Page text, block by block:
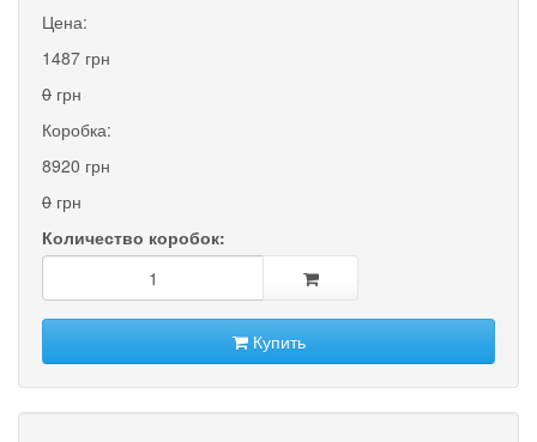
Цена:
1487 грн
0 грн
Коробка:
8920 грн
0 грн
Количество коробок:
Купить